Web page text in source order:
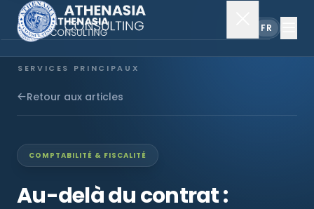
FR
SERVICES PRINCIPAUX
Constitution de société
Comptabilité & audit
Retour aux articles
COMPTABILITÉ & FISCALITÉ
Au-delà du contrat :